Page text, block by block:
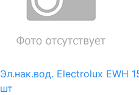
Эл.нак.вод. Electrolux EWH
шт